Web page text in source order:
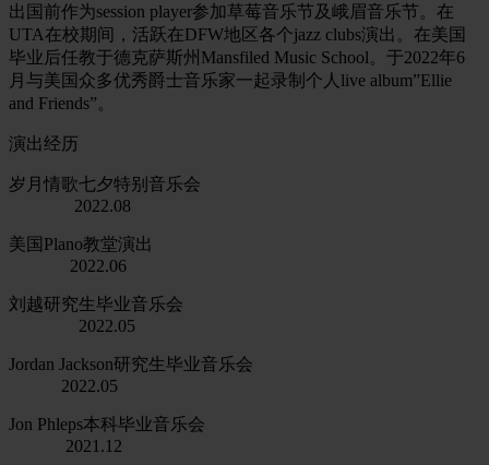
出国前作为session player参加草莓音乐节及峨眉音乐节。在
UTA在校期间，活跃在DFW地区各个jazz clubs演出。在美国
毕业后任教于德克萨斯州Mansfiled Music School。于2022年6
月与美国众多优秀爵士音乐家一起录制个人live album”Ellie
and Friends”。
演出经历
岁月情歌七夕特别音乐会
2022.08
美国Plano教堂演出
2022.06
刘越研究生毕业音乐会
2022.05
Jordan Jackson研究生毕业音乐会
2022.05
Jon Phleps本科毕业音乐会
2021.12